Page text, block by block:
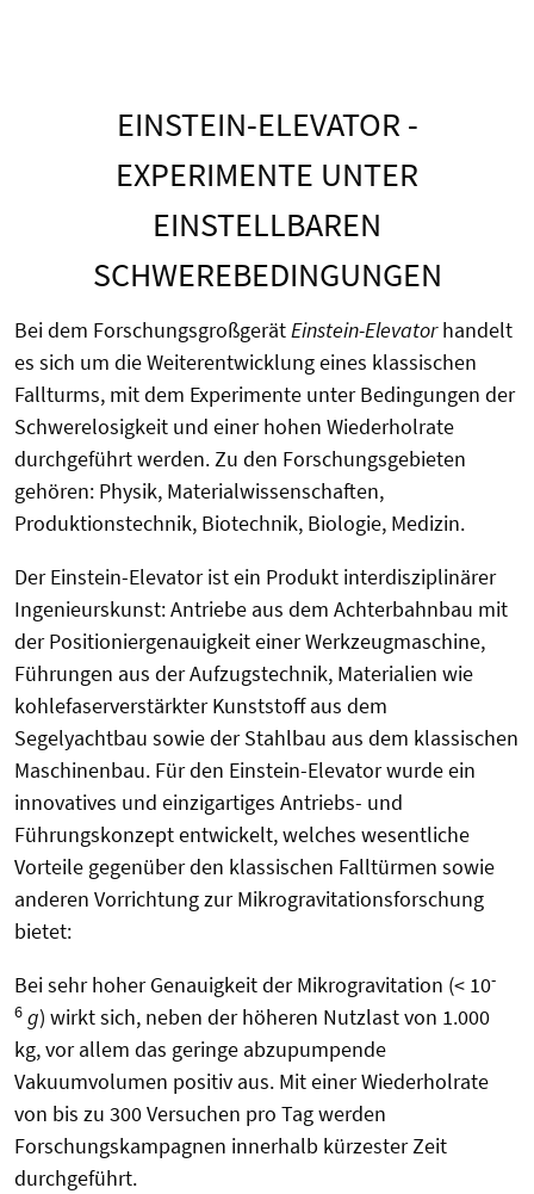
EINSTEIN-ELEVATOR -
EXPERIMENTE UNTER
EINSTELLBAREN
SCHWEREBEDINGUNGEN
Bei dem ForschungsgroßgerätEinstein-Elevatorhandelt
es sich um die Weiterentwicklung eines klassischen
Fallturms, mit dem Experimente unter Bedingungen der
Schwerelosigkeit und einer hohen Wiederholrate
durchgeführt werden. Zu den Forschungsgebieten
gehören: Physik, Materialwissenschaften,
Produktionstechnik, Biotechnik, Biologie, Medizin.
Der Einstein-Elevator ist ein Produkt interdisziplinärer
Ingenieurskunst: Antriebe aus dem Achterbahnbau mit
der Positioniergenauigkeit einer Werkzeugmaschine,
Führungen aus der Aufzugstechnik, Materialien wie
kohlefaserverstärkter Kunststoff aus dem
Segelyachtbau sowie der Stahlbau aus dem klassischen
Maschinenbau. Für den Einstein-Elevator wurde ein
innovatives und einzigartiges Antriebs- und
Führungskonzept entwickelt, welches wesentliche
Vorteile gegenüber den klassischen Falltürmen sowie
anderen Vorrichtung zur Mikrogravitationsforschung
bietet:
Bei sehr hoher Genauigkeit der Mikrogravitation (< 10-
6 g) wirkt sich, neben der höheren Nutzlast von 1.000
kg, vor allem das geringe abzupumpende
Vakuumvolumen positiv aus. Mit einer Wiederholrate
von bis zu 300 Versuchen pro Tag werden
Forschungskampagnen innerhalb kürzester Zeit
durchgeführt.